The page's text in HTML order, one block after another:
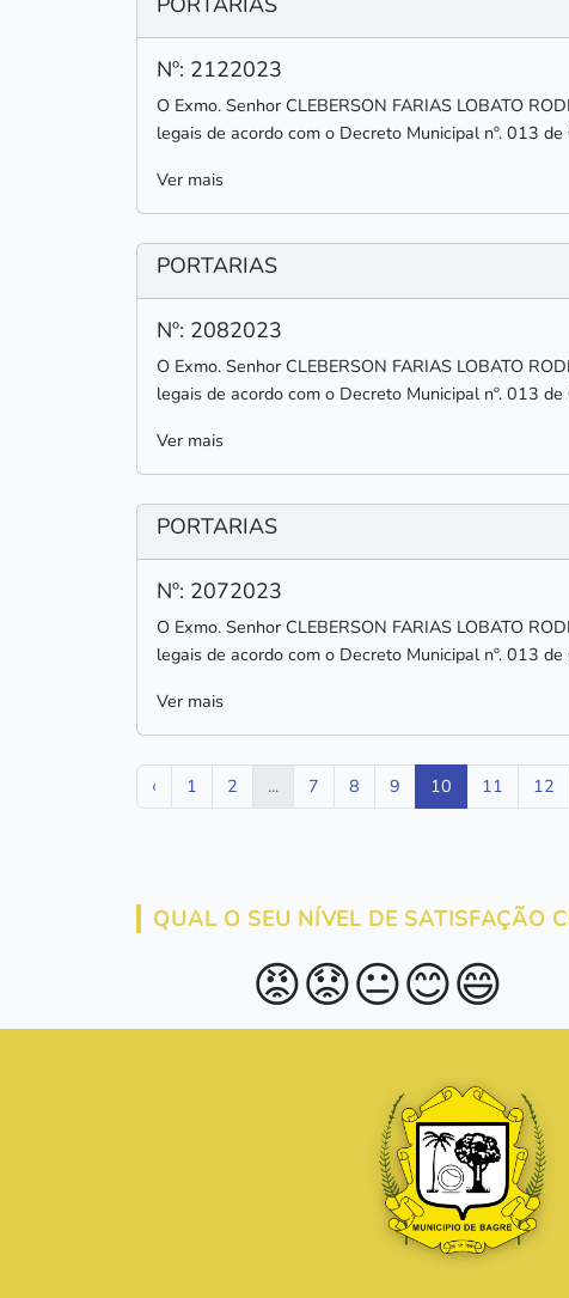
Nº: 2122023
O Exmo. Senhor CLEBERSON FARIAS LOBATO
legais de acordo com o Decreto Municipal nº. 013
Ver mais
PORTARIAS
Nº: 2082023
O Exmo. Senhor CLEBERSON FARIAS LOBATO
legais de acordo com o Decreto Municipal nº. 013
Ver mais
PORTARIAS
Nº: 2072023
O Exmo. Senhor CLEBERSON FARIAS LOBATO
legais de acordo com o Decreto Municipal nº. 013
Ver mais
‹ 1 2 ... 7 8 9 10 11 12
QUAL O SEU NÍVEL DE SATISFAÇÃO
😡😟😐😊😄